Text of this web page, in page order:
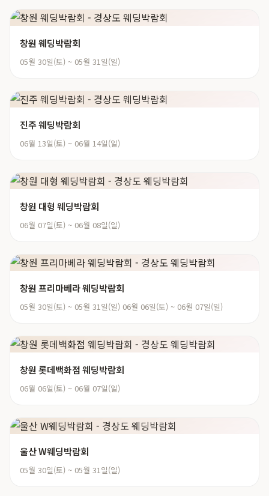
창원 웨딩박람회
05월 30일(토) ~ 05월 31일(일)
진주 웨딩박람회
06월 13일(토) ~ 06월 14일(일)
창원 대형 웨딩박람회
06월 07일(토) ~ 06월 08일(일)
창원 프리마베라 웨딩박람회
05월 30일(토) ~ 05월 31일(일) 06월 06일(토) ~ 06월 07일(일)
창원 롯데백화점 웨딩박람회
06월 06일(토) ~ 06월 07일(일)
울산 W웨딩박람회
05월 30일(토) ~ 05월 31일(일)